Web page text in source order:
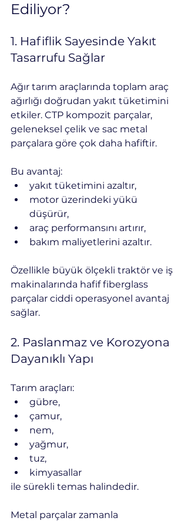
Ediliyor?
1. Hafiflik Sayesinde Yakıt
Tasarrufu Sağlar
Ağır tarım araçlarında toplam araç
ağırlığı doğrudan yakıt tüketimini
etkiler. CTP kompozit parçalar,
geleneksel çelik ve sac metal
parçalara göre çok daha hafiftir.
Bu avantaj:
yakıt tüketimini azaltır,
motor üzerindeki yükü
düşürür,
araç performansını artırır,
bakım maliyetlerini azaltır.
Özellikle büyük ölçekli traktör ve iş
makinalarında hafif fiberglass
parçalar ciddi operasyonel avantaj
sağlar.
2. Paslanmaz ve Korozyona
Dayanıklı Yapı
Tarım araçları:
gübre,
çamur,
nem,
yağmur,
tuz,
kimyasallar
ile sürekli temas halindedir.
Metal parçalar zamanla